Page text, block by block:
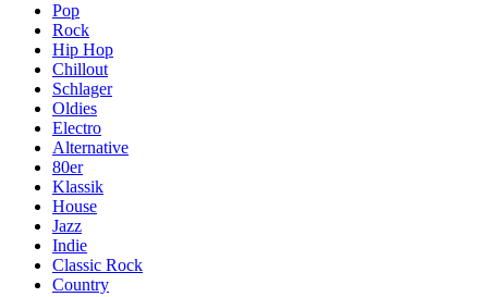
Pop
Rock
Hip Hop
Chillout
Schlager
Oldies
Electro
Alternative
80er
Klassik
House
Jazz
Indie
Classic Rock
Country